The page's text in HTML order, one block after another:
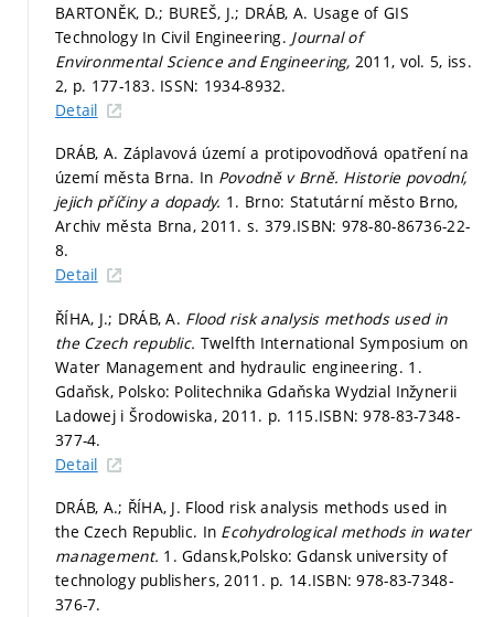
BARTONĚK, D.; BUREŠ, J.; DRÁB, A. Usage of GIS
Technology In Civil Engineering. Journal of
Environmental Science and Engineering, 2011, vol. 5, iss.
2, p. 177-183. ISSN: 1934-8932.
Detail
DRÁB, A. Záplavová území a protipovodňová opatření na
území města Brna. In Povodně v Brně. Historie povodní,
jejich příčiny a dopady. 1. Brno: Statutární město Brno,
Archiv města Brna, 2011. s. 379.ISBN: 978-80-86736-22-
8.
Detail
ŘÍHA, J.; DRÁB, A. Flood risk analysis methods used in
the Czech republic. Twelfth International Symposium on
Water Management and hydraulic engineering. 1.
Gdaňsk, Polsko: Politechnika Gdaňska Wydzial Inžynerii
Ladowej i Šrodowiska, 2011. p. 115.ISBN: 978-83-7348-
377-4.
Detail
DRÁB, A.; ŘÍHA, J. Flood risk analysis methods used in
the Czech Republic. In Ecohydrological methods in water
management. 1. Gdansk,Polsko: Gdansk university of
technology publishers, 2011. p. 14.ISBN: 978-83-7348-
376-7.